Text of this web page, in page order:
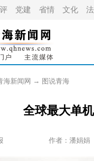
党建 省情 文化
海新闻网 → 图说青海
全球最大单
作者： 潘娟娟